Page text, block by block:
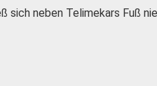
neben Telimekars Fuß